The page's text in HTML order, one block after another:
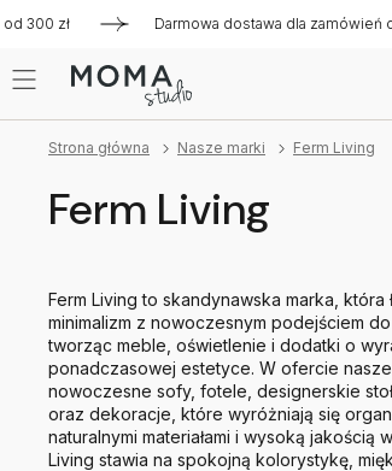
zł Darmowa dostawa dla zamówień od 300
Strona główna Nasze marki Ferm Living
Ferm Living
Ferm Living to skandynawska marka, która
minimalizm z nowoczesnym podejściem
tworząc meble, oświetlenie i dodatki o
ponadczasowej estetyce. W ofercie
nowoczesne sofy, fotele, designerskie
oraz dekoracje, które wyróżniają się
naturalnymi materiałami i wysoką jakością
Living stawia na spokojną kolorystykę,